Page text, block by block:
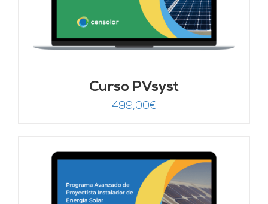
Curso PVsyst
499,00€